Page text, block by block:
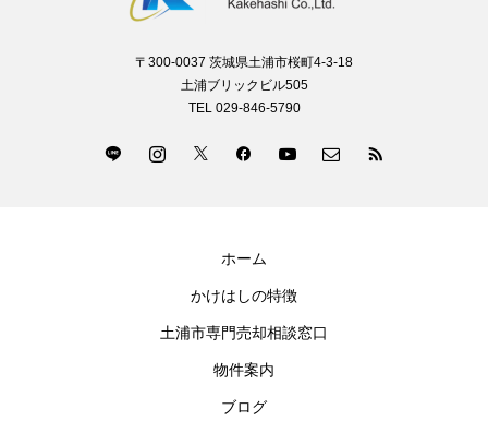
〒300-0037 茨城県土浦市桜町4-3-18
土浦ブリックビル505
TEL 029-846-5790
ホーム
かけはしの特徴
土浦市専門売却相談窓口
物件案内
ブログ